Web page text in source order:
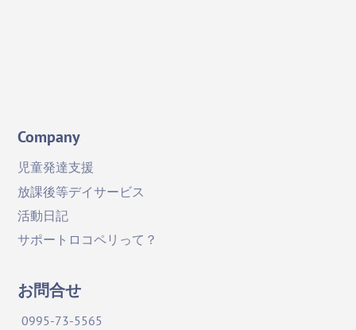
Company
児童発達支援
放課後等デイサービス
活動日記
サポートロコペリって？
お問合せ
0995-73-5565